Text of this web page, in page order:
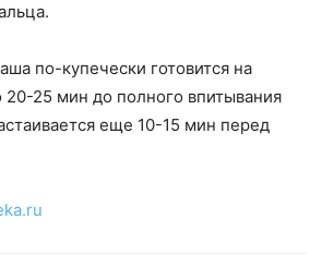
по-купечески готовится на
20-25 мин до полного впитывания
еще 10-15 мин перед